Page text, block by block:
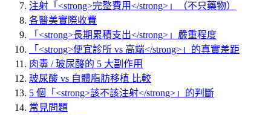
注射「<strong>完整費用</strong>」（不只藥物）
各醫美實際收費
「<strong>長期累積支出</strong>」嚴重程度
「<strong>便宜診所 vs 高端</strong>」的真實差距
肉毒 / 玻尿酸的 5 大副作用
玻尿酸 vs 自體脂肪移植 比較
5 個「<strong>該不該注射</strong>」的判斷
常見問題